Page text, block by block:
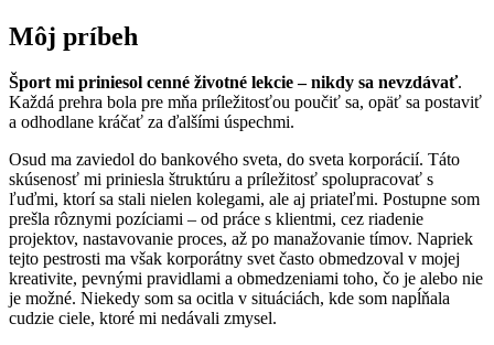
Môj príbeh
Šport mi priniesol cenné životné lekcie – nikdy sa nevzdávať.
Každá prehra bola pre mňa príležitosťou poučiť sa, opäť sa postaviť
a odhodlane kráčať za ďalšími úspechmi.
Osud ma zaviedol do bankového sveta, do sveta korporácií. Táto
skúsenosť mi priniesla štruktúru a príležitosť spolupracovať s
ľuďmi, ktorí sa stali nielen kolegami, ale aj priateľmi. Postupne som
prešla rôznymi pozíciami – od práce s klientmi, cez riadenie
projektov, nastavovanie proces, až po manažovanie tímov. Napriek
tejto pestrosti ma však korporátny svet často obmedzoval v mojej
kreativite, pevnými pravidlami a obmedzeniami toho, čo je alebo nie
je možné. Niekedy som sa ocitla v situáciách, kde som napĺňala
cudzie ciele, ktoré mi nedávali zmysel.